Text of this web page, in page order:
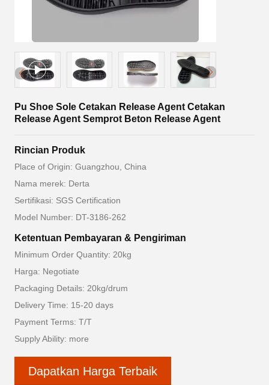
Pu Shoe Sole Cetakan Release Agent Cetakan
Release Agent Semprot Beton Release Agent
Rincian Produk
Place of Origin: Guangzhou, China
Nama merek: Derta
Sertifikasi: SGS Certification
Model Number: DT-3186-262
Ketentuan Pembayaran & Pengiriman
Minimum Order Quantity: 20kg
Harga: Negotiate
Packaging Details: 20kg/drum
Delivery Time: 15-20 days
Payment Terms: T/T
Supply Ability: more
Dapatkan Harga Terbaik